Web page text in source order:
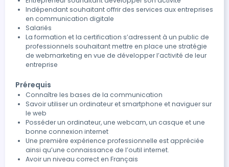
Indépendant souhaitant offrir des services aux entreprises
en communication digitale
Salariés
La formation et la certification s’adressent à un public de
professionnels souhaitant mettre en place une stratégie
de webmarketing en vue de développer l’activité de leur
entreprise
Prérequis
Connaître les bases de la communication
Savoir utiliser un ordinateur et smartphone et naviguer sur
le web
Posséder un ordinateur, une webcam, un casque et une
bonne connexion internet
Une première expérience professionnelle est appréciée
ainsi qu’une connaissance de l’outil internet.
Avoir un niveau correct en Français